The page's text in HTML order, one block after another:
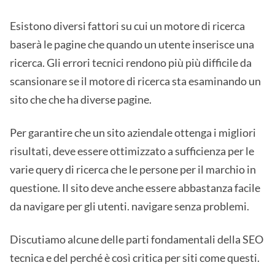
Esistono diversi fattori su cui un motore di ricerca
baserà le pagine che quando un utente inserisce una
ricerca. Gli errori tecnici rendono più più difficile da
scansionare se il motore di ricerca sta esaminando un
sito che che ha diverse pagine.
Per garantire che un sito aziendale ottenga i migliori
risultati, deve essere ottimizzato a sufficienza per le
varie query di ricerca che le persone per il marchio in
questione. Il sito deve anche essere abbastanza facile
da navigare per gli utenti. navigare senza problemi.
Discutiamo alcune delle parti fondamentali della SEO
tecnica e del perché è così critica per siti come questi.